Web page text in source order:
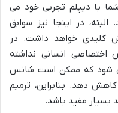
با دیپلم تجربی خود می
البته، در اینجا نیز سوابق
کلیدی خواهد داشت. در
انسانی نداشته
می شود که ممکن است شانس
دهد. بنابراین، ترمیم
بسیار مفید باشد.